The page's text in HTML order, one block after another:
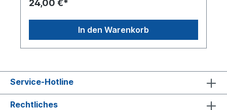
24,00 €*
In den Warenkorb
Service-Hotline
Rechtliches